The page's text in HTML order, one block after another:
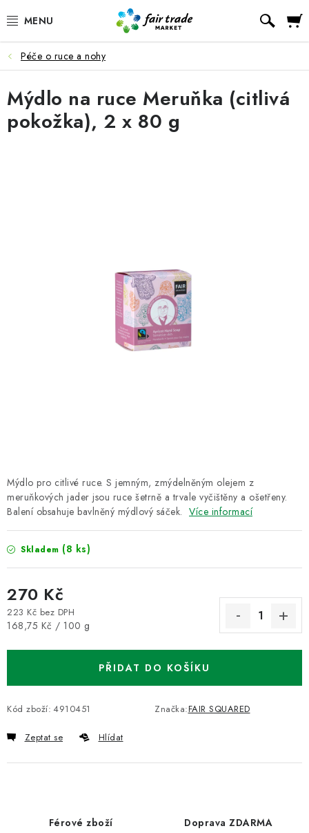
na
SLEVY, DOPRODEJ
KÁVA
ČOKOLÁDA
RÝŽE, QUINOA, ČOČKA
ŘEMESLNÉ VÝROBKY
Obchodní podmínky Doprava a platba
Kontakt
O Fair Trade
Napište nám
Ochrana osobních údajů
Péče o ruce a nohy
Mýdlo pro citlivé ruce. S jemným, zmýdelněným olejem z
meruňkových jader jsou ruce šetrně a trvale vyčištěny a ošetřeny.
Balení obsahuje bavlněný mýdlový sáček. Více informací
Skladem (8 ks)
270 Kč
223 Kč bez DPH
Měrná cena:
168,75 Kč / 100 g
PŘIDAT DO KOŠÍKU
Kód zboží: 4910451 Značka:FAIR SQUARED
Zeptat se Hlídat
Mýdlo na ruce Meruňka (citlivá
pokožka), 2 x 80 g
Férové zboží Doprava ZDARMA